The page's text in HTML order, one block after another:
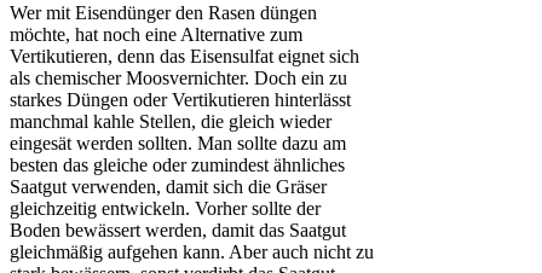
Wer mit Eisendünger den Rasen düngen
möchte, hat noch eine Alternative zum
Vertikutieren, denn das Eisensulfat eignet sich
als chemischer Moosvernichter. Doch ein zu
starkes Düngen oder Vertikutieren hinterlässt
manchmal kahle Stellen, die gleich wieder
eingesät werden sollten. Man sollte dazu am
besten das gleiche oder zumindest ähnliches
Saatgut verwenden, damit sich die Gräser
gleichzeitig entwickeln. Vorher sollte der
Boden bewässert werden, damit das Saatgut
gleichmäßig aufgehen kann. Aber auch nicht zu